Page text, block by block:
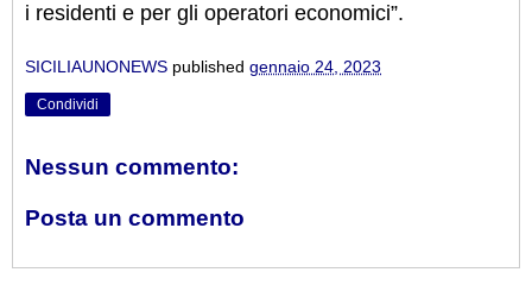
i residenti e per gli operatori economici”.
SICILIAUNONEWS published gennaio 24, 2023
Condividi
Nessun commento:
Posta un commento